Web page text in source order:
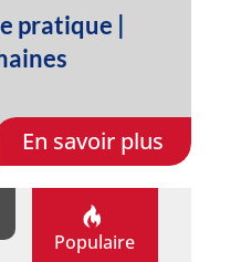
pratique |
En savoir plus
Populaire